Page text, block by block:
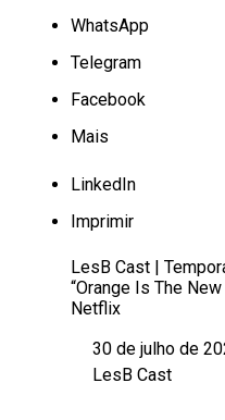
WhatsApp
Telegram
Facebook
Mais
LinkedIn
Imprimir
LesB Cast |
“Orange Is The
Netflix
Data
30 de julho de
Em relação a
LesB Cast